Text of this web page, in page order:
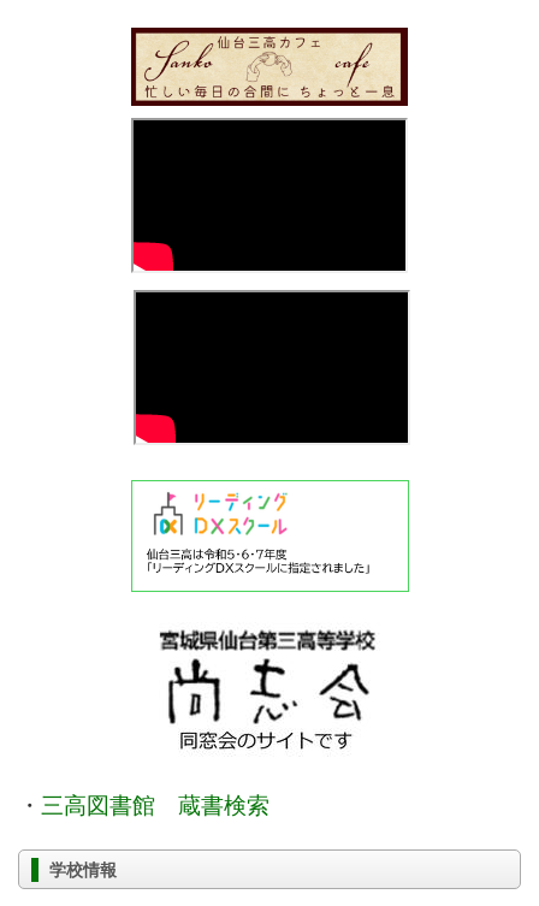
・ 三高図書館 蔵書検索
学校情報